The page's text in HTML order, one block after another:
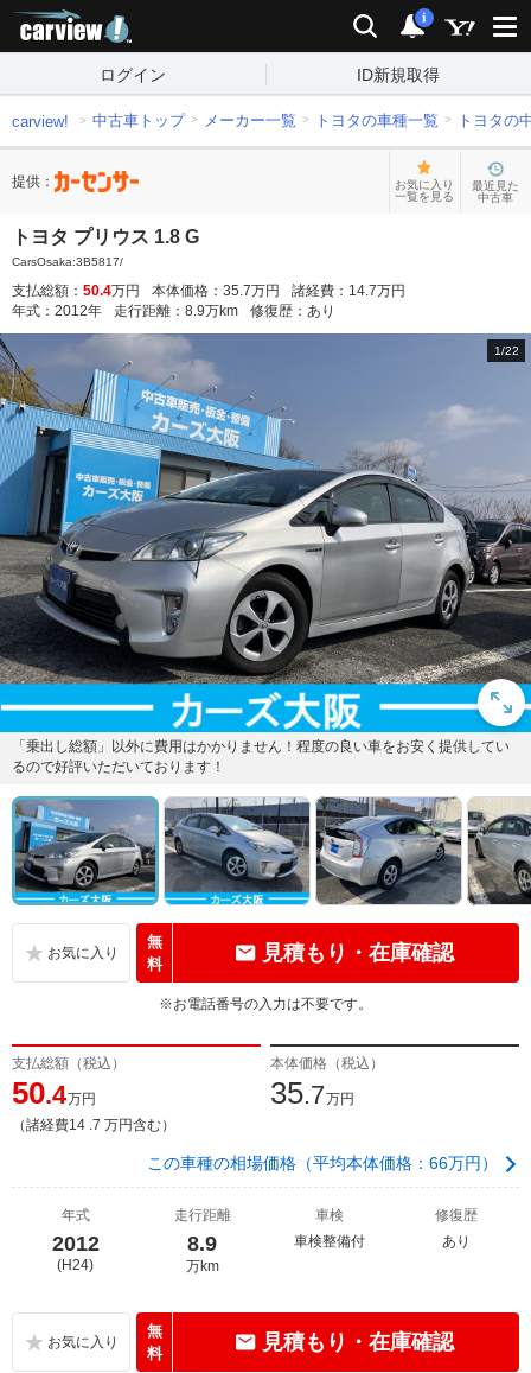
検索 通知
i
ログイン ID新規取得
carview! 中古車トップ メーカー一覧 トヨタの車種一覧 トヨタの
提供：
お気に入り
一覧を見る
最近見た
中古車
トヨタ プリウス 1.8 G
CarsOsaka:3B5817/
支払総額： 50.4万円 本体価格： 35.7万円 諸経費： 14.7万円
年式： 2012年 走行距離： 8.9万km 修復歴： あり
1/22
「乗出し総額」以外に費用はかかりません！程度の良い車をお安く提供してい
るので好評いただいております！
無
料
見積もり・在庫確認
※お電話番号の入力は不要です。
支払総額（税込）
50.4万円
（諸経費14 .7 万円含む）
本体価格（税込）
35.7万円
この車種の相場価格（平均本体価格：66万円）
年式
2012
(H24)
走行距離
8.9
万km
車検
車検整備付
修復歴
あり
無
料
見積もり・在庫確認